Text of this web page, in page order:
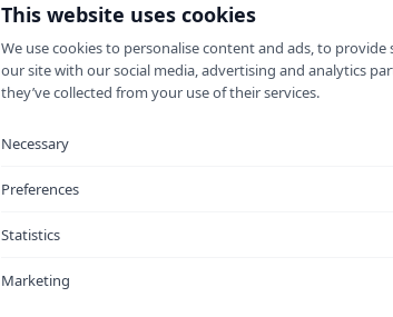
This website uses cookies
We use cookies to personalise content and ads, to
our site with our social media, advertising and analytics
they’ve collected from your use of their services.
Necessary
Preferences
Statistics
Marketing